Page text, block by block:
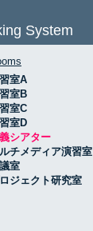
System
室A
室B
室C
室D
シアター
チメディア演習室
室
ジェクト研究室